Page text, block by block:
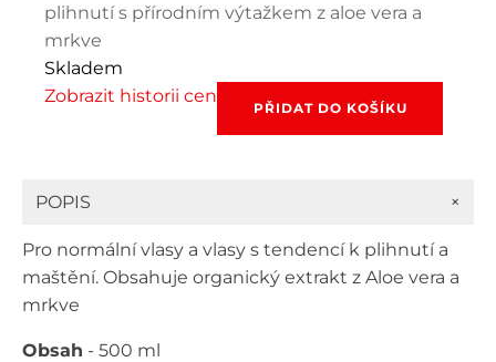
plihnutí s přírodním výtažkem z aloe vera a
mrkve
Skladem
Zobrazit historii cen Niamh
ml
množství
PŘIDAT DO KOŠÍKU
POPIS +
Pro normální vlasy a vlasy s tendencí k plihnutí a
maštění. Obsahuje organický extrakt z Aloe vera a
mrkve
Obsah - 500 ml